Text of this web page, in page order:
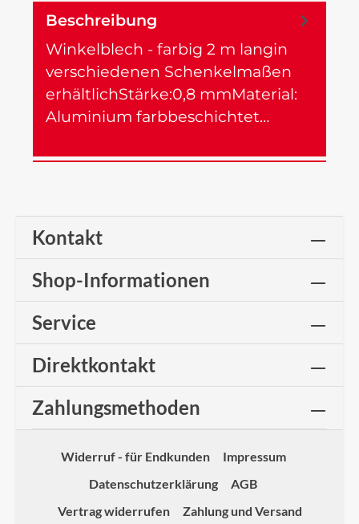
Beschreibung
Winkelblech - farbig 2 m langin
verschiedenen Schenkelmaßen
erhältlichStärke:0,8 mmMaterial:
Aluminium farbbeschichtet…
Kontakt
Shop-Informationen
Service
Direktkontakt
Zahlungsmethoden
Widerruf - für Endkunden
Impressum
Datenschutzerklärung
AGB
Vertrag widerrufen
Zahlung und Versand